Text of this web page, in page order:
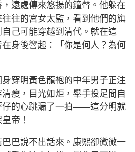
遠處傳來悠揚的鐘聲。他躲在
往的宮女太監，看到他們的旗
己可能穿越到清代。就在這
身後響起：「你是何人？為何
穿明黃色龍袍的中年男子正注
瘦，目光如炬，舉手投足間自
仔的心跳漏了一拍——這分明就
帝！
巴說不出話來。康熙卻微微一